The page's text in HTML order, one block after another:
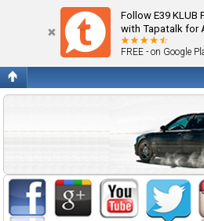
Follow E39 KLUB
with Tapatalk for
FREE - on Google
Re: IV. E39 Klub Találkozó Pásztó